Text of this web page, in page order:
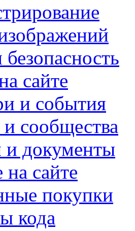
сайте
и события
сообщества
и документы
сайте
покупки
кода